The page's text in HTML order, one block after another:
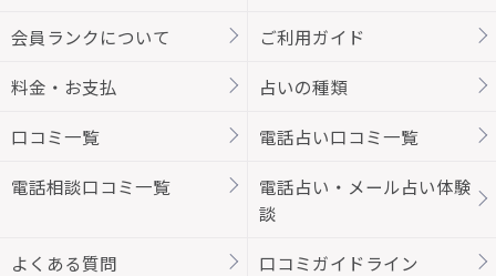
会員ランクについて ご利用ガイド
料金・お支払 占いの種類
口コミ一覧 電話占い口コミ一覧
電話相談口コミ一覧
電話占い・メール占い体験
談
よくある質問 口コミガイドライン